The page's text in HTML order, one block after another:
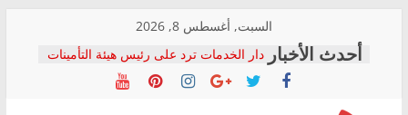
content
السبت, أغسطس 8, 2026
دار الخدمات ترد على رئيس هيئة التأمينات
بعد مؤتمره الصحفي: إنكار الأزمة لا ينهي
معاناة أصحاب المعاشات.. ونطالب بكشف